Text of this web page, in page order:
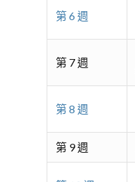
第 6 週
第 7 週
第 8 週
第 9 週